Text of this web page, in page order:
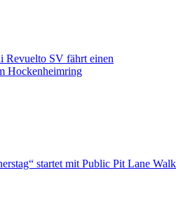
Revuelto SV fährt einen
Hockenheimring
startet mit Public Pit Lane Walk